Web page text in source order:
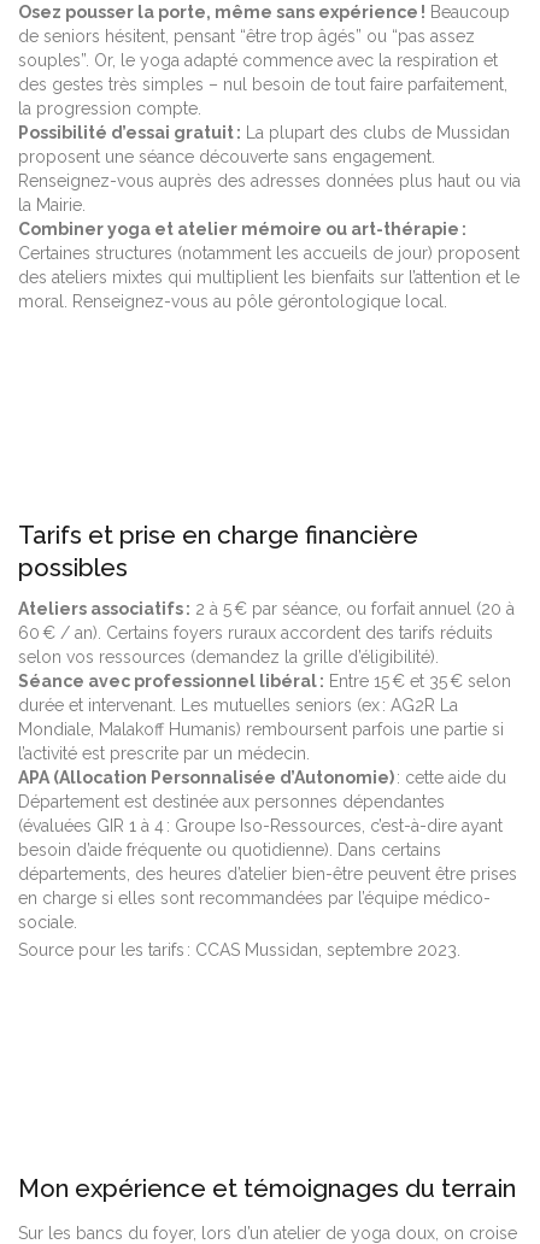
Osez pousser la porte, même sans expérience ! Beaucoup
de seniors hésitent, pensant “être trop âgés” ou “pas assez
souples”. Or, le yoga adapté commence avec la respiration et
des gestes très simples – nul besoin de tout faire parfaitement,
la progression compte.
Possibilité d’essai gratuit : La plupart des clubs de Mussidan
proposent une séance découverte sans engagement.
Renseignez-vous auprès des adresses données plus haut ou via
la Mairie.
Combiner yoga et atelier mémoire ou art-thérapie :
Certaines structures (notamment les accueils de jour) proposent
des ateliers mixtes qui multiplient les bienfaits sur l’attention et le
moral. Renseignez-vous au pôle gérontologique local.
Tarifs et prise en charge financière
possibles
Ateliers associatifs : 2 à 5 € par séance, ou forfait annuel (20 à
60 € / an). Certains foyers ruraux accordent des tarifs réduits
selon vos ressources (demandez la grille d’éligibilité).
Séance avec professionnel libéral : Entre 15 € et 35 € selon
durée et intervenant. Les mutuelles seniors (ex : AG2R La
Mondiale, Malakoff Humanis) remboursent parfois une partie si
l’activité est prescrite par un médecin.
APA (Allocation Personnalisée d’Autonomie): cette aide du
Département est destinée aux personnes dépendantes
(évaluées GIR 1 à 4 : Groupe Iso-Ressources, c’est-à-dire ayant
besoin d’aide fréquente ou quotidienne). Dans certains
départements, des heures d’atelier bien-être peuvent être prises
en charge si elles sont recommandées par l’équipe médico-
sociale.
Source pour les tarifs : CCAS Mussidan, septembre 2023.
Mon expérience et témoignages du terrain
Sur les bancs du foyer, lors d’un atelier de yoga doux, on croise